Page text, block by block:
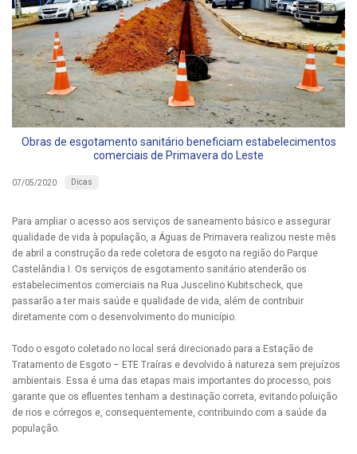
Obras de esgotamento sanitário beneficiam estabelecimentos
comerciais de Primavera do Leste
07/05/2020 Dicas
Para ampliar o acesso aos serviços de saneamento básico e assegurar
qualidade de vida à população, a Águas de Primavera realizou neste mês
de abril a construção da rede coletora de esgoto na região do Parque
Castelândia I. Os serviços de esgotamento sanitário atenderão os
estabelecimentos comerciais na Rua Juscelino Kubitscheck, que
passarão a ter mais saúde e qualidade de vida, além de contribuir
diretamente com o desenvolvimento do município.
Todo o esgoto coletado no local será direcionado para a Estação de
Tratamento de Esgoto – ETE Traíras e devolvido à natureza sem prejuízos
ambientais. Essa é uma das etapas mais importantes do processo, pois
garante que os efluentes tenham a destinação correta, evitando poluição
de rios e córregos e, consequentemente, contribuindo com a saúde da
população.